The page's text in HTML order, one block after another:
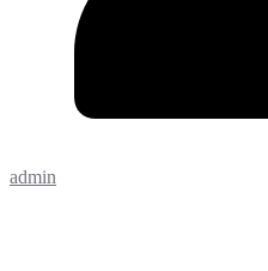
admin